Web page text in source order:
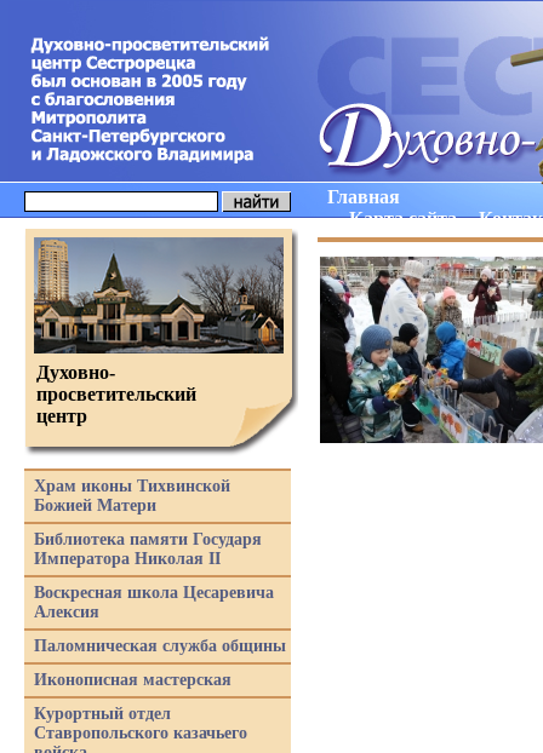
Главная
Карта сайта
Духовно-
просветительский
центр
Храм иконы Тихвинской
Божией Матери
Библиотека памяти Государя
Императора Николая II
Воскресная школа Цесаревича
Алексия
Паломническая служба общины
Иконописная мастерская
Курортный отдел
Ставропольского казачьего